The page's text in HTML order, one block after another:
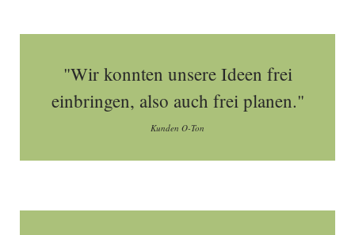
"Wir konnten unsere Ideen frei
einbringen, also auch frei planen."
Kunden O-Ton